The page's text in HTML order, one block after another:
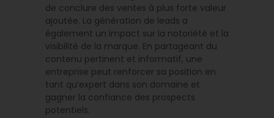
de conclure des ventes à plus forte valeur
ajoutée. La génération de leads a
également un impact sur la notoriété et la
visibilité de la marque. En partageant du
contenu pertinent et informatif, une
entreprise peut renforcer sa position en
tant qu’expert dans son domaine et
gagner la confiance des prospects
potentiels.